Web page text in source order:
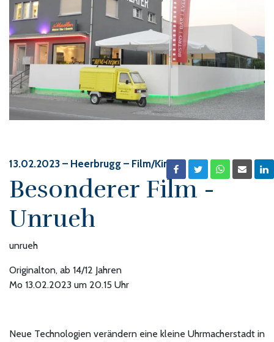
13.02.2023 – Heerbrugg – Film/Kino
Besonderer Film -
Unrueh
unrueh
Originalton, ab 14/12 Jahren
Mo 13.02.2023 um 20.15 Uhr
Neue Technologien verändern eine kleine Uhrmacherstadt in